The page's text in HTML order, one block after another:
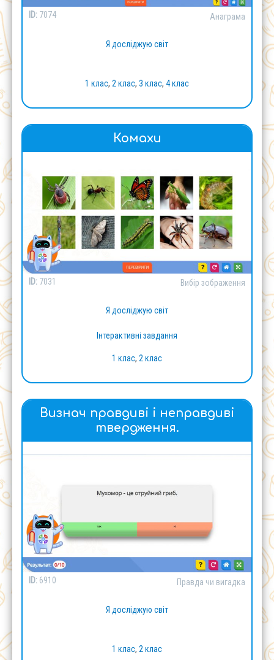
ID: 7074 Анаграма
Я досліджую світ
1 клас, 2 клас, 3 клас, 4 клас
Комахи
ID: 7031 Вибір зображення
Я досліджую світ
Інтерактивні завдання
1 клас, 2 клас
Визнач правдиві і неправдиві
твердження.
ID: 6910 Правда чи вигадка
Я досліджую світ
1 клас, 2 клас